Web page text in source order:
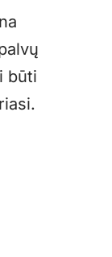
būti